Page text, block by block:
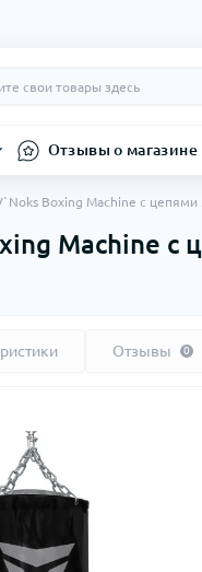
Отзывы о магазине
Boxing Machine с цепями
Machine с
Отзывы 0